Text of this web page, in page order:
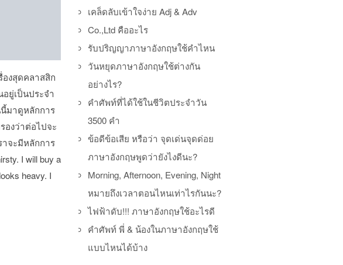
องสุดคลาสสิก
ยู่เป็นประจำ
มาดูหลักการ
องว่าต่อไปจะ
าจะมีหลักการ
I will buy a
heavy. I
เคล็ดลับเข้าใจง่าย Adj & Adv
Co.,Ltd คืออะไร
รับปริญญาภาษาอังกฤษใช้คำไหน
วันหยุดภาษาอังกฤษใช้ต่างกัน
อย่างไร?
คำศัพท์ที่ได้ใช้ในชีวิตประจำวัน
3500 คำ
ข้อดีข้อเสีย หรือว่า จุดเด่นจุดด่อย
ภาษาอังกฤษพูดว่ายังไงดีนะ?
Morning, Afternoon, Evening, Night
หมายถึงเวลาตอนไหนเท่าไรกันนะ?
ไฟฟ้าดับ!!! ภาษาอังกฤษใช้อะไรดี
คำศัพท์ พี่ & น้องในภาษาอังกฤษใช้
แบบไหนได้บ้าง